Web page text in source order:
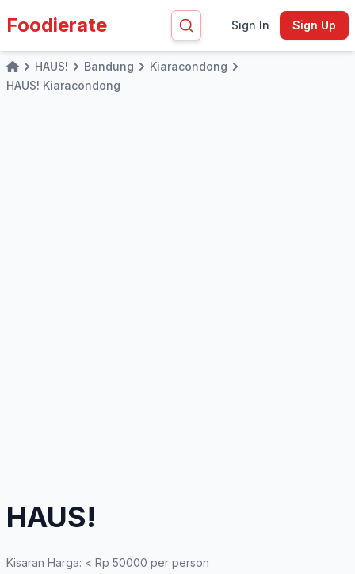
Foodierate Sign In Sign Up
HomeHAUS! Bandung
Kiaracondong
HAUS! Kiaracondong
HAUS!
Kisaran Harga: < Rp 50000 per person